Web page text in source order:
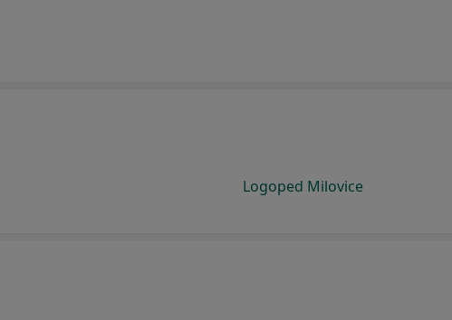
Logoped Milovice